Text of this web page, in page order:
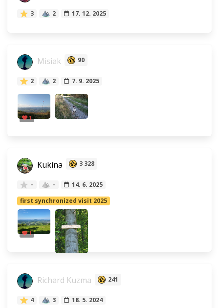
3 2 17. 12. 2025
Misiak 90
2 2 7. 9. 2025
1
Kukína 3 328
– –
14. 6. 2025
first synchronized visit 2025
1
Richard Kuzma 241
4 3
18. 5. 2024